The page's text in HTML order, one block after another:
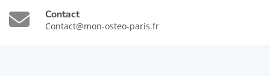
Contact
Contact@mon-osteo-paris.fr